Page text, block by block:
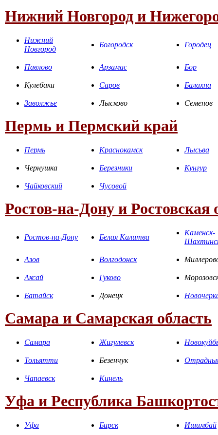
Нижний Новгород и
Нижний
Новгород
Богородск Городец
Павлово Арзамас Бор
Кулебаки Саров Балахна
Заволжье Лысково Семенов
Пермь и Пермский край
Пермь Краснокамск Лысьва
Чернушка Березники Кунгур
Чайковский Чусовой
Ростов-на-Дону и Ростовская
Ростов-на-Дону Белая Калитва
Каменск-
Азов Волгодонск
Аксай Гуково
Батайск Донецк
Самара и Самарская область
Самара Жигулевск
Тольятти Безенчук
Чапаевск Кинель
Уфа и Республика
Уфа Бирск Ишимбай